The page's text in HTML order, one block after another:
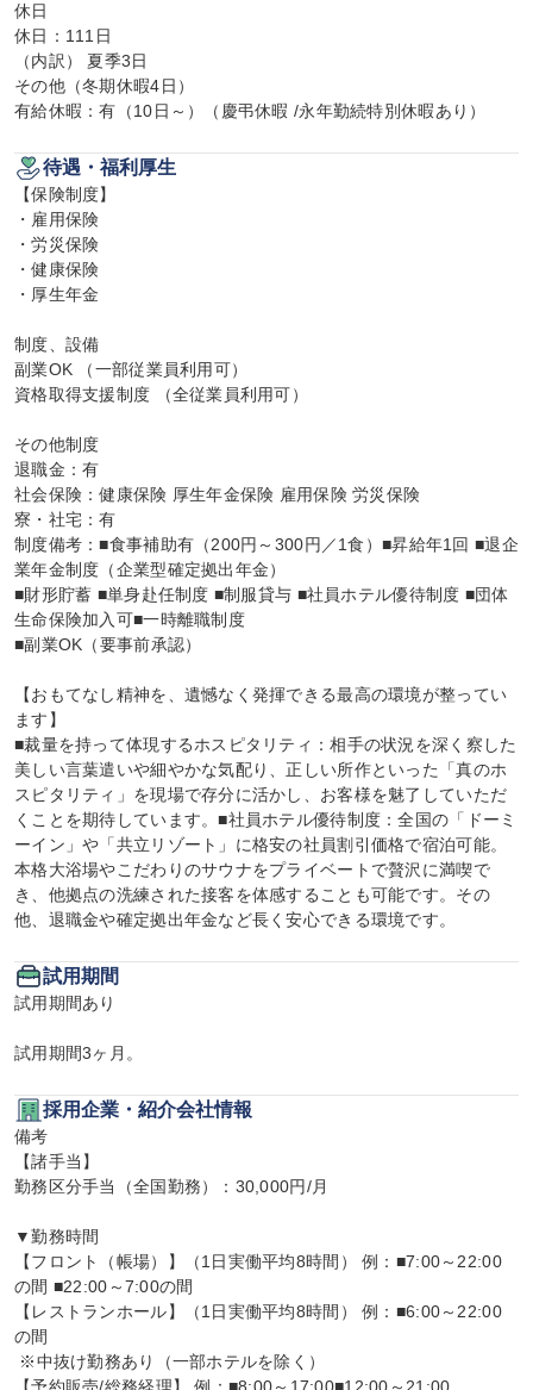
休日
休日：111日
（内訳） 夏季3日
その他（冬期休暇4日）
有給休暇：有（10日～）（慶弔休暇 /永年勤続特別休暇あり）
待遇・福利厚生
【保険制度】
・雇用保険
・労災保険
・健康保険
・厚生年金
制度、設備
副業OK （一部従業員利用可）
資格取得支援制度 （全従業員利用可）
その他制度
退職金：有
社会保険：健康保険 厚生年金保険 雇用保険 労災保険
寮・社宅：有
制度備考：■食事補助有（200円～300円／1食）■昇給年1回 ■退企
業年金制度（企業型確定拠出年金）
■財形貯蓄 ■単身赴任制度 ■制服貸与 ■社員ホテル優待制度 ■団体
生命保険加入可■一時離職制度
■副業OK（要事前承認）
【おもてなし精神を、遺憾なく発揮できる最高の環境が整ってい
ます】
■裁量を持って体現するホスピタリティ：相手の状況を深く察した
美しい言葉遣いや細やかな気配り、正しい所作といった「真のホ
スピタリティ」を現場で存分に活かし、お客様を魅了していただ
くことを期待しています。■社員ホテル優待制度：全国の「ドーミ
ーイン」や「共立リゾート」に格安の社員割引価格で宿泊可能。
本格大浴場やこだわりのサウナをプライベートで贅沢に満喫で
き、他拠点の洗練された接客を体感することも可能です。その
他、退職金や確定拠出年金など長く安心できる環境です。
試用期間
試用期間あり
試用期間3ヶ月。
採用企業・紹介会社情報
備考
【諸手当】
勤務区分手当（全国勤務）：30,000円/月
▼勤務時間
【フロント（帳場）】（1日実働平均8時間） 例：■7:00～22:00
の間 ■22:00～7:00の間
【レストランホール】（1日実働平均8時間） 例：■6:00～22:00
の間